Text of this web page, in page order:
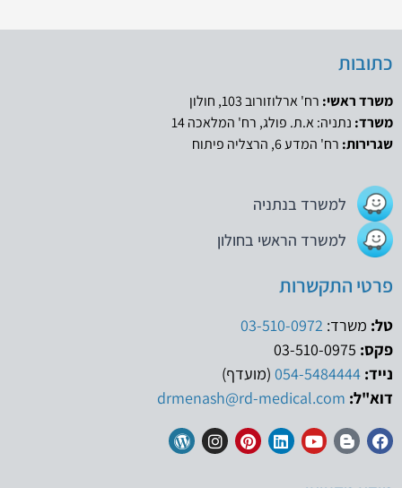
כתובות
משרד ראשי: רח' ארלוזורוב 103, חולון
משרד: נתניה: א.ת. פולג, רח' המלאכה 14
שגרירות: רח' המדע 6, הרצליה פיתוח
למשרד בנתניה
למשרד הראשי בחולון
פרטי התקשרות
טל: משרד: 03-510-0972
פקס:
נייד: 054-5484444 (מועדף)
דוא"ל: drmenash@rd-medical.com